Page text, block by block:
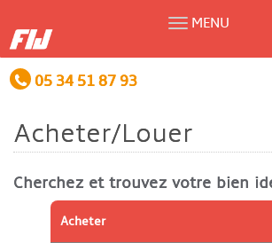
MENU
05 34 51 87 93
Acheter/Louer
Cherchez et trouvez votre bien
Acheter